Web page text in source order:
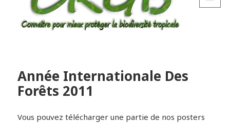
Année Internationale Des
Forêts 2011
Vous pouvez télécharger une partie de nos posters